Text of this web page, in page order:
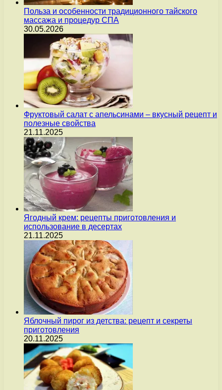
Польза и особенности традиционного тайского
массажа и процедур СПА
30.05.2026
Фруктовый салат с апельсинами – вкусный рецепт и
полезные свойства
21.11.2025
Ягодный крем: рецепты приготовления и
использование в десертах
21.11.2025
Яблочный пирог из детства: рецепт и секреты
приготовления
20.11.2025